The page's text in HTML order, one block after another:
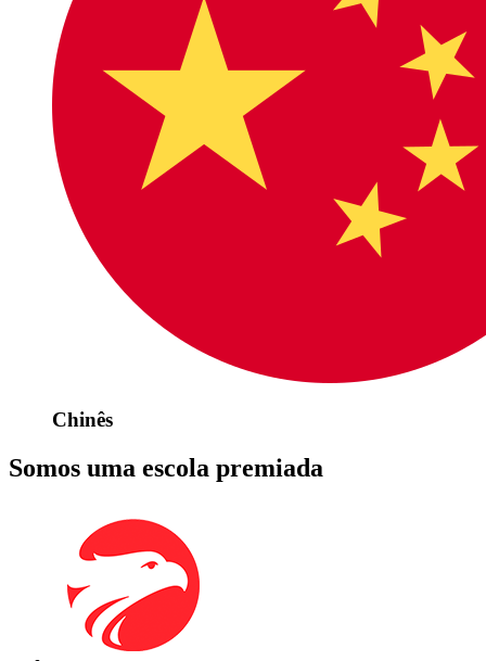
Chinês
Somos uma escola premiada